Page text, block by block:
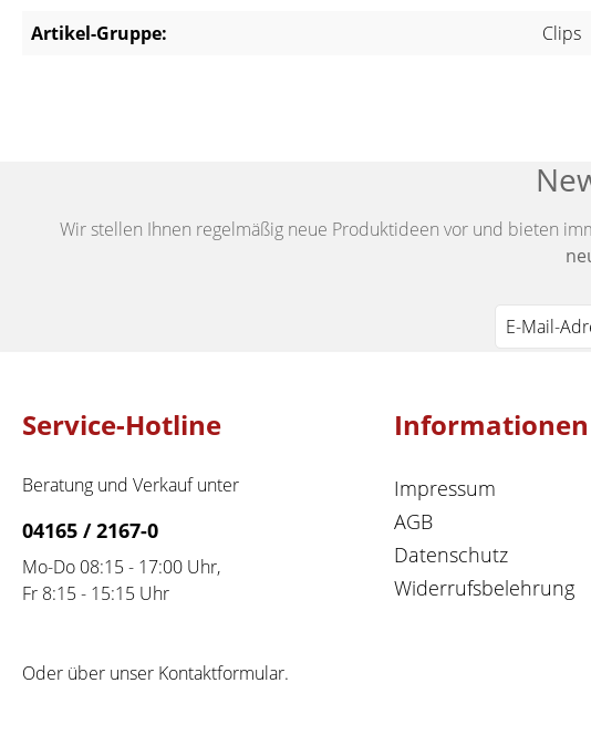
Artikel-Gruppe: Clips
Wir stellen Ihnen regelmäßig neue Produktideen vor und bieten
Service-Hotline
Beratung und Verkauf unter
04165 / 2167-0
Mo-Do 08:15 - 17:00 Uhr,
Fr 8:15 - 15:15 Uhr
Oder über unser Kontaktformular.
Informationen
Impressum
AGB
Datenschutz
Widerrufsbelehrung